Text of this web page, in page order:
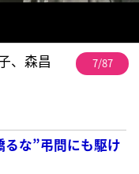
、森昌
7/87
るな”弔問にも駆け